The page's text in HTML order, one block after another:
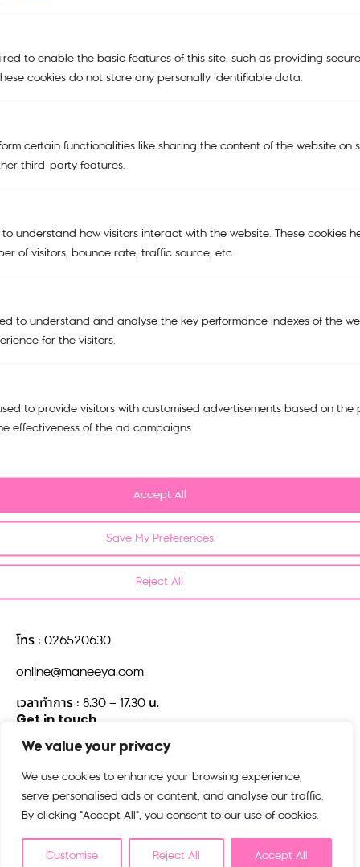
We value your privacy
We use cookies to enhance your browsing experience,
serve personalised ads or content, and analyse our traffic.
By clicking "Accept All", you consent to our use of cookies.
Customise Reject All Accept All
to enable the basic features of this site, such as providing
cookies do not store any personally identifiable data.
certain functionalities like sharing the content of the website on
third-party features.
understand how visitors interact with the website. These cookies
of visitors, bounce rate, traffic source, etc.
to understand and analyse the key performance indexes of the
for the visitors.
to provide visitors with customised advertisements based on the
effectiveness of the ad campaigns.
Reject All
Save My Preferences
Accept All
NEW
KIPLING x POWERPUFF GIRLS
KIPLING X PEANUTS
TRAVEL BAGS
Support
My account
Tracking Order
Contact us
บริษัท มณียาคอนเซพทส์ จำกัด
518/5 ตึกมณียาเซ็นเตอร์ชั้น 15
แขวงปทุมวัน เขตปทุมวัน
โทร : 026520630
online@maneeya.com
เวลาทำการ : 8.30 – 17.30 น.
Get in touch
©2025 kiplingthailand.com. All rights reserved.